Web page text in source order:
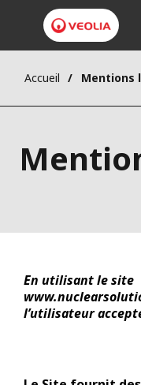
Accueil Mentions
En utilisant le site
l’utilisateur